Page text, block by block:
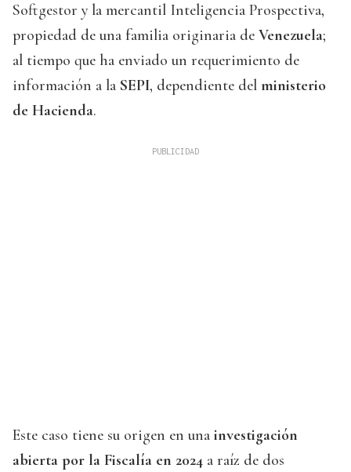
Softgestor y la mercantil Inteligencia Prospectiva,
propiedad de una familia originaria de Venezuela;
al tiempo que ha enviado un requerimiento de
información a la SEPI, dependiente del ministerio
de Hacienda.
Este caso tiene su origen en una investigación
abierta por la Fiscalía en 2024 a raíz de dos